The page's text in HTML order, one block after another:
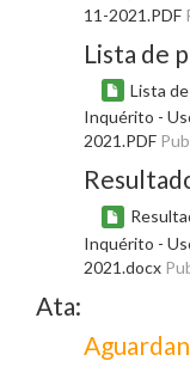
11-2021.PDF
Lista de
Lista
Inquérito -
2021.PDF
Inquérito -
2021.docx
Ata: